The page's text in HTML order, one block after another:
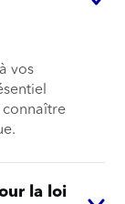
vos
connaître
la loi